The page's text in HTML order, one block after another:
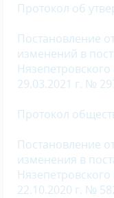
Протокол об
Постановление
изменений в
29.03.2021 г. №
Протокол
Постановление
изменения в
22.10.2020 г. №